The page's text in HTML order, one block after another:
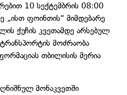
10 სექტემბრის 08:00
„ისთ ფოინთის“ მიმდებარე
ქუჩის კვეთამდე არსებულ
მოძრაობა
თბილისის მერია
მონაკვეთში